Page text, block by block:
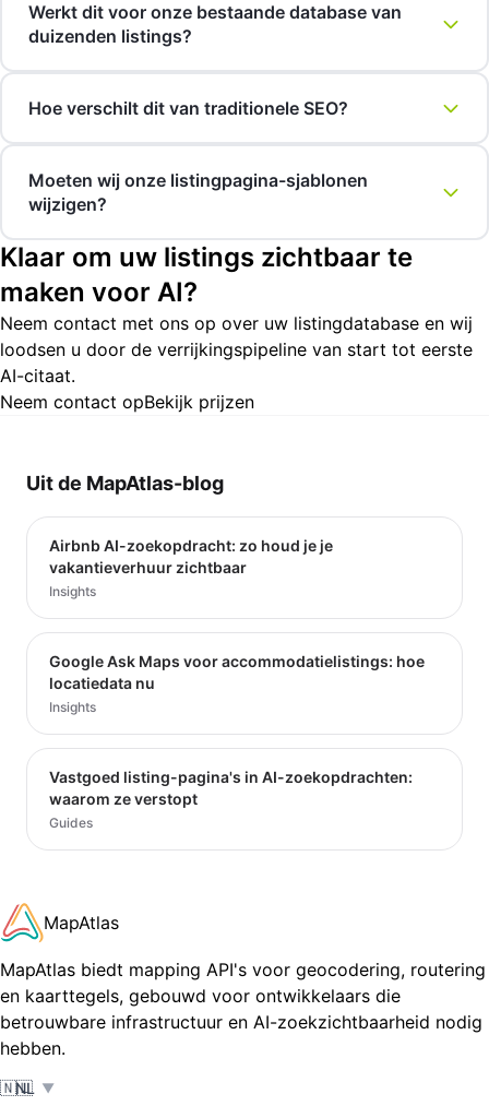
Werkt dit voor onze bestaande database van
duizenden listings?
Hoe verschilt dit van traditionele SEO?
Moeten wij onze listingpagina-sjablonen
wijzigen?
Klaar om uw listings zichtbaar te
maken voor AI?
Neem contact met ons op over uw listingdatabase en wij
loodsen u door de verrijkingspipeline van start tot eerste
AI-citaat.
Neem contact opBekijk prijzen
Uit de MapAtlas-blog
Airbnb AI-zoekopdracht: zo houd je je
vakantieverhuur zichtbaar
Insights
Google Ask Maps voor accommodatielistings: hoe
locatiedata nu
Insights
Vastgoed listing-pagina's in AI-zoekopdrachten:
waarom ze verstopt
Guides
MapAtlas
MapAtlas biedt mapping API's voor geocodering, routering
en kaarttegels, gebouwd voor ontwikkelaars die
betrouwbare infrastructuur en AI-zoekzichtbaarheid nodig
hebben.
🇳🇱
NL ▼